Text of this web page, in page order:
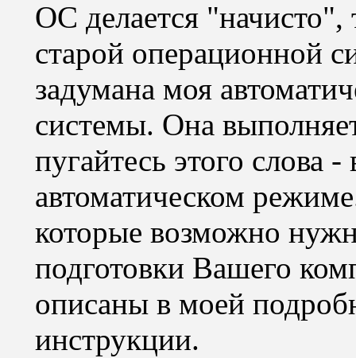
ОС делается
старой операционной
задумана моя
системы. Она
пугайтесь этого слова
автоматическом
которые возможно
подготовки Вашего
описаны в моей
инструкции.